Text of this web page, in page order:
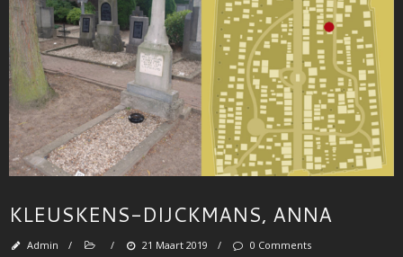
KLEUSKENS-DIJCKMANS, ANNA
Admin / / 21 Maart 2019 / 0 Comments